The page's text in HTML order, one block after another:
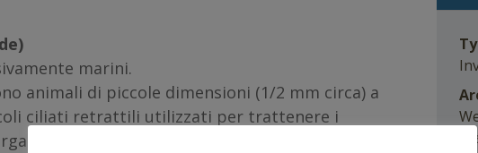
marini.
animali di piccole dimensioni (1/2 mm circa) a
ciliati retrattili utilizzati per trattenere i
di cui si nutre; presenta una bocca, un